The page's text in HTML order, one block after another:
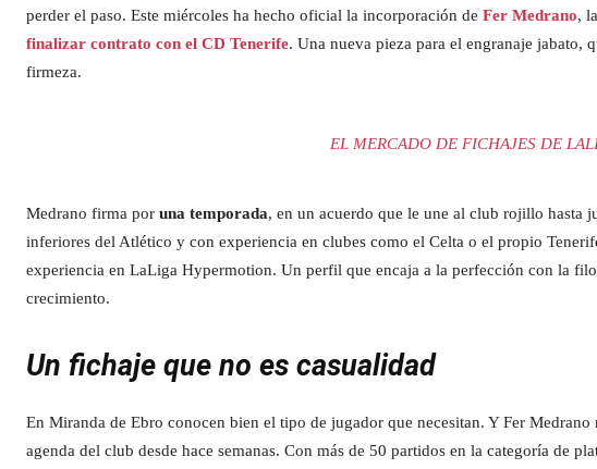
perder el paso. Este miércoles ha hecho oficial la incorporación de Fer Medrano,
finalizar contrato con el CD Tenerife. Una nueva pieza para el engranaje jabato,
firmeza.
EL MERCADO DE FICHAJES DE
Medrano firma por una temporada, en un acuerdo que le une al club rojillo hasta
inferiores del Atlético y con experiencia en clubes como el Celta o el propio
experiencia en LaLiga Hypermotion. Un perfil que encaja a la perfección con la
crecimiento.
Un fichaje que no es casualidad
En Miranda de Ebro conocen bien el tipo de jugador que necesitan. Y Fer Medrano
agenda del club desde hace semanas. Con más de 50 partidos en la categoría de